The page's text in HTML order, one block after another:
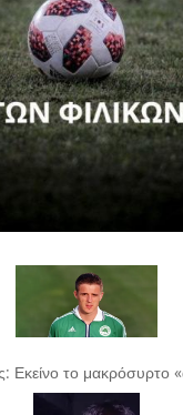
Εκείνο το μακρόσυρτο